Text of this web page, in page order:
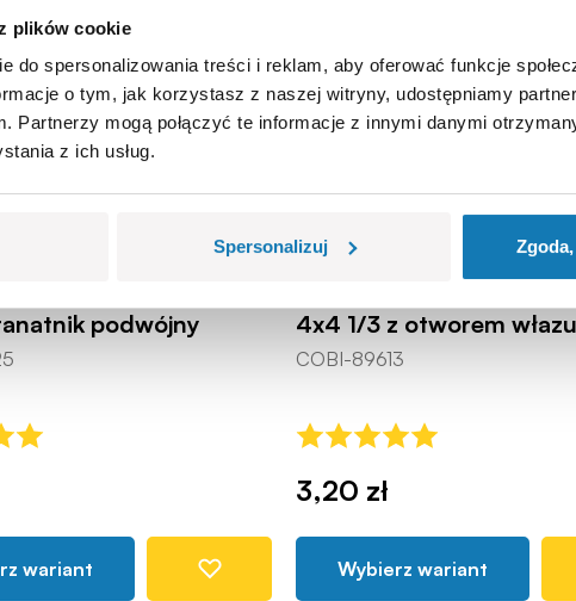
plików cookie
do spersonalizowania treści i reklam, aby oferować funkcje
o tym, jak korzystasz z naszej witryny, udostępniamy
Partnerzy mogą połączyć te informacje z innymi danymi
z ich usług.
Spersonalizuj
podwójny
wariant
4x4 1/3 z otworem włazu
COBI-89613
3,20 zł
Wybierz wariant